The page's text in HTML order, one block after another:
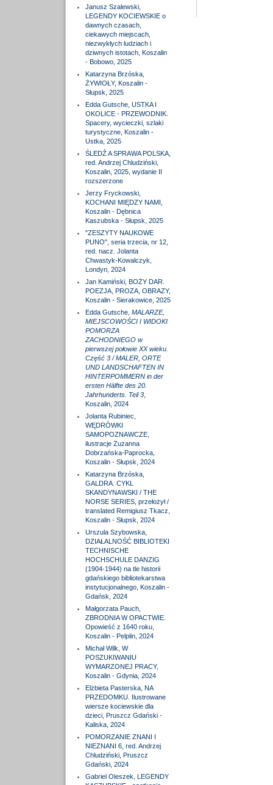
Janusz Szalewski,
LEGENDY KOCIEWSKIE o
dawnych czasach,
ciekawych miejscach,
niezwykłych ludziach i
dziwnych istotach, Koszalin
- Bobowo, 2025
Katarzyna Brzóska,
ŻYWIOŁY, Koszalin -
Słupsk, 2025
Edda Gutsche, USTKA I
OKOLICE - PRZEWODNIK.
Spacery, wycieczki, szlaki
turystyczne, Koszalin -
Ustka, 2025
ŚLEDŹ A SPRAWA POLSKA,
red. Andrzej Chludziński,
Koszalin, 2025, wydanie II
rozszerzone
Jerzy Fryckowski,
KOCHANI MIĘDZY NAMI,
Koszalin - Dębnica
Kaszubska - Słupsk, 2025
"ZESZYTY NAUKOWE
PUNO", seria trzecia, nr 12,
red. nacz. Jolanta
Chwastyk-Kowalczyk,
Londyn, 2024
Jan Kamiński, BOŻY DAR.
POEZJA, PROZA, OBRAZY,
Koszalin - Sierakowice, 2025
Edda Gutsche, MALARZE,
MIEJSCOWOŚCI I WIDOKI
POMORZA
ZACHODNIEGO w
pierwszej połowie XX wieku.
Część 3 / MALER, ORTE
UND LANDSCHAFTEN IN
HINTERPOMMERN in der
ersten Hälfte des 20.
Jahrhunderts. Teil 3,
Koszalin, 2024
Jolanta Rubiniec,
WĘDRÓWKI
SAMOPOZNAWCZE,
ilustracje Zuzanna
Dobrzańska-Paprocka,
Koszalin - Słupsk, 2024
Katarzyna Brzóska,
GALDRA. CYKL
SKANDYNAWSKI / THE
NORSE SERIES, przełożył /
translated Remigiusz Tkacz,
Koszalin - Słupsk, 2024
Urszula Szybowska,
DZIAŁALNOŚĆ BIBLIOTEKI
TECHNISCHE
HOCHSCHULE DANZIG
(1904-1944) na tle historii
gdańskiego bibliotekarstwa
instytucjonalnego, Koszalin -
Gdańsk, 2024
Małgorzata Pauch,
ZBRODNIA W OPACTWIE.
Opowieść z 1640 roku,
Koszalin - Pelplin, 2024
Michał Wilk, W
POSZUKIWANIU
WYMARZONEJ PRACY,
Koszalin - Gdynia, 2024
Elżbieta Pasterska, NA
PRZEDOMKU. Ilustrowane
wiersze kociewskie dla
dzieci, Pruszcz Gdański -
Kaliska, 2024
POMORZANIE ZNANI I
NIEZNANI 6, red. Andrzej
Chludziński, Pruszcz
Gdański, 2024
Gabriel Oleszek, LEGENDY